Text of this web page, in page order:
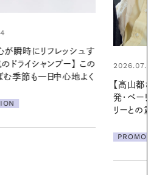
腕時計】 アクセサ
ねづけも素敵な大人の
2026.06.01
の一日。汗ば